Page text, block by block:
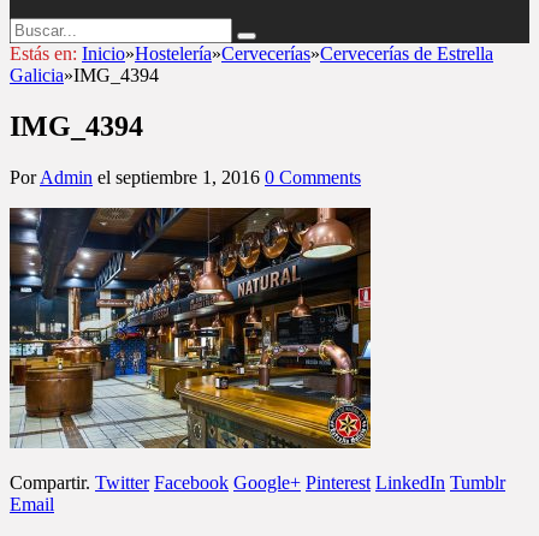
Estás en: Inicio»Hostelería»Cervecerías»Cervecerías de Estrella
Galicia»IMG_4394
IMG_4394
PorAdmin el septiembre 1, 2016 0 Comments
Compartir. Twitter Facebook Google+ Pinterest LinkedIn Tumblr
Email